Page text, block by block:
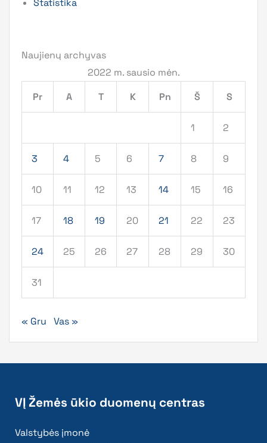
Naujienų archyvas
2022 m. sausio mėn.
Pr
A T K Pn Š S
1 2
3 4 5 6 7 8 9
10 11 12 13 14 15 16
17 18 19 20 21 22 23
24 25 26 27 28 29 30
31
« Gru Vas »
VĮ Žemės ūkio duomenų centras
Valstybės įmonė